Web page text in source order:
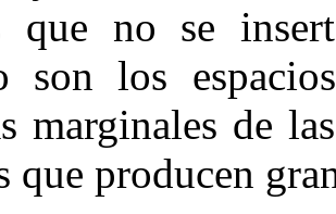
que no se
son los
marginales de
que producen